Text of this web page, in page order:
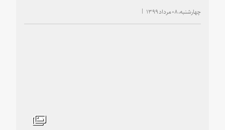
چهارشنبه، ۰۸ مرداد ۱۳۹۹